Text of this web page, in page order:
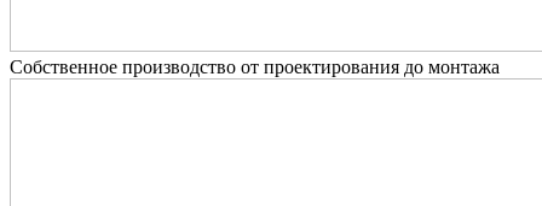
Собственное производство от проектирования до монтажа